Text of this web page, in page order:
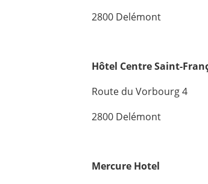
2800 Delémont
Hôtel Centre Saint-
Route du Vorbourg 4
2800 Delémont
Mercure Hotel